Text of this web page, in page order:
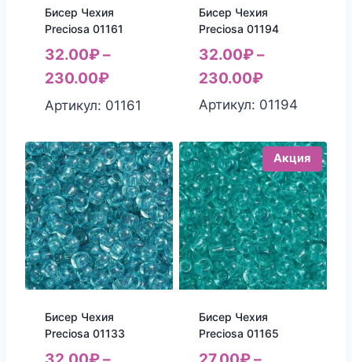
Бисер Чехия
Preciosa 01161
32.00₽–
230.00₽
Артикул: 01161
Бисер Чехия
Preciosa 01194
32.00₽–
230.00₽
Артикул: 01194
Бисер Чехия
Preciosa 01133
Акция
Бисер Чехия
Preciosa 01165